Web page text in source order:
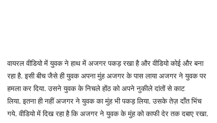
वायरल वीडियो में युवक ने हाथ में अजगर पकड़ रखा है और वीडियो कोई और बना
रहा है. इसी बीच जैसे ही युवक अपना मुंह अजगर के पास लाया अजगर ने युवक पर
हमला कर दिया. उसने युवक के निचले होंठ को अपने नुकीले दांतों से काट
लिया. इतना ही नहीं अजगर ने युवक का मुंह भी पकड़ लिया. उसके तेज़ दाँत भिंच
गये. वीडियो में दिख रहा है कि अजगर ने युवक के मुंह को काफी देर तक दबाए रखा.